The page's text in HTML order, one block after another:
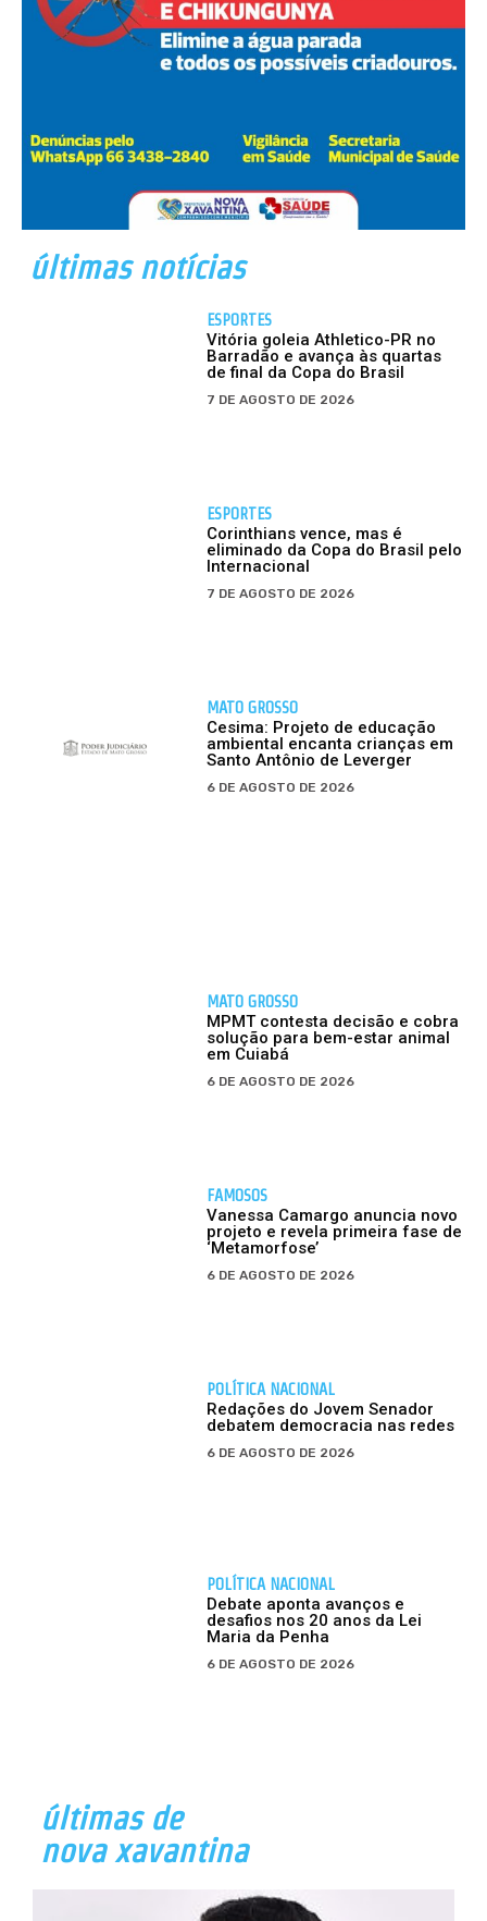
últimas notícias
ESPORTES
Vitória goleia Athletico-PR no
Barradão e avança às quartas
de final da Copa do Brasil
7 DE AGOSTO DE 2026
ESPORTES
Corinthians vence, mas é
eliminado da Copa do Brasil pelo
Internacional
7 DE AGOSTO DE 2026
MATO GROSSO
Cesima: Projeto de educação
ambiental encanta crianças em
Santo Antônio de Leverger
6 DE AGOSTO DE 2026
MATO GROSSO
MPMT contesta decisão e cobra
solução para bem-estar animal
em Cuiabá
6 DE AGOSTO DE 2026
FAMOSOS
Vanessa Camargo anuncia novo
projeto e revela primeira fase de
‘Metamorfose’
6 DE AGOSTO DE 2026
POLÍTICA NACIONAL
Redações do Jovem Senador
debatem democracia nas redes
6 DE AGOSTO DE 2026
POLÍTICA NACIONAL
Debate aponta avanços e
desafios nos 20 anos da Lei
Maria da Penha
6 DE AGOSTO DE 2026
últimas de
nova xavantina